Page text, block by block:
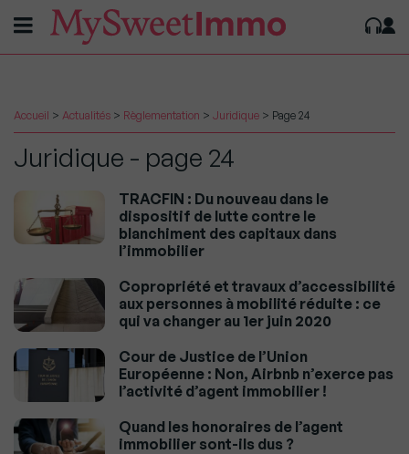
Accueil > Actualités > Règlementation > Juridique > Page 24
Juridique - page 24
TRACFIN : Du nouveau dans le
dispositif de lutte contre le
blanchiment des capitaux dans
l’immobilier
Copropriété et travaux d’accessibilité
aux personnes à mobilité réduite : ce
qui va changer au 1er juin 2020
Cour de Justice de l’Union
Européenne : Non, Airbnb n’exerce pas
l’activité d’agent immobilier !
Quand les honoraires de l’agent
immobilier sont-ils dus ?